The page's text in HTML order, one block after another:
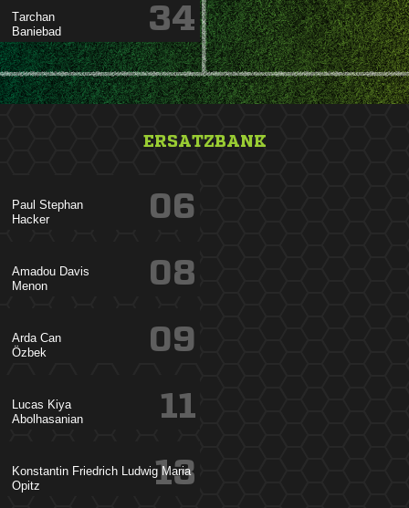


34
ERSATZBANK
 

06
 

08
 

09
 

11
   

13